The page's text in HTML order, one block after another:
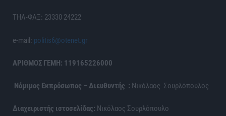
ΤΗΛ-ΦΑΞ: 23330 24222
e-mail: politis6@otenet.gr
ΑΡΙΘΜΟΣ ΓΕΜΗ: 119165226000
Νόμιμος Εκπρόσωπος – Διευθυντής : Νικόλαος Σουρλόπουλος
Διαχειριστής ιστοσελίδας: Νικόλαος Σουρλόπουλο